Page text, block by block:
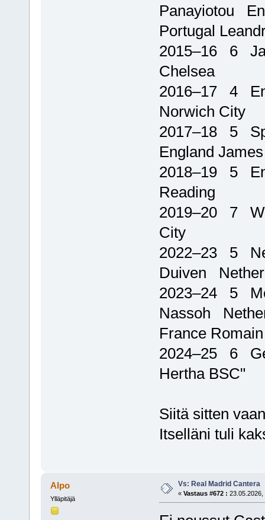
Panayiotou
Portugal
2015–16 6
Chelsea
2016–17 4
Norwich City
2017–18 5
England
2018–19 5
Reading
2019–20 7
City
2022–23 5
Duiven
2023–24 5
Nassoh
France
2024–25 6
Hertha BSC"
Siitä sitten
Itselläni tuli
Alpo
Ylläpitäjä
Vs: Real Madrid Cantera
« Vastaus #672 : 23.05.2026,